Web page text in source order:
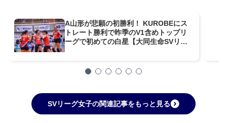
A山形が悲願の初勝利！ KUROBEにス
トレート勝利で昨季のV1含めトップリ
ーグで初めての白星【大同生命SVリー
SVリーグ女子の関連記事をもっと見る